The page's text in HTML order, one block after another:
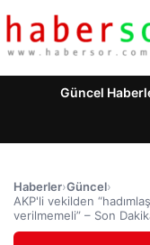
Güncel
Haberler›Güncel›
AKP'li vekilden
verilmemeli” – Son